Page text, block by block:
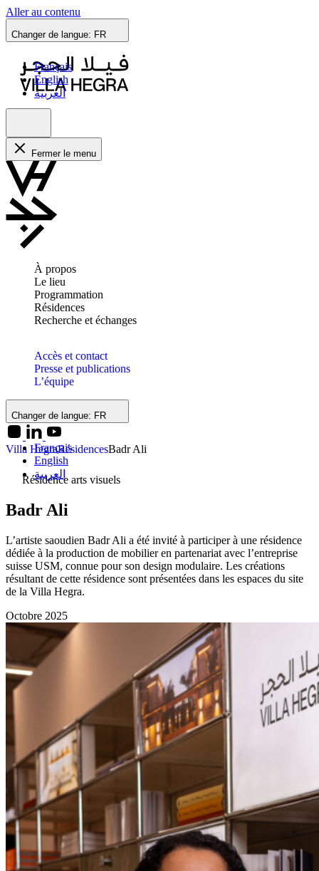
Aller au contenu
Changer de langue: FR
Français
English
العربية
Fermer le menu
À propos
Le lieu
Programmation
Résidences
Recherche et échanges
Accès et contact
Presse et publications
L’équipe
Changer de langue: FR
Français
English
العربية
Villa HegraRésidencesBadr Ali
Résidence arts visuels
Badr Ali
L’artiste saoudien Badr Ali a été invité à participer à une résidence
dédiée à la production de mobilier en partenariat avec l’entreprise
suisse USM, connue pour son design modulaire. Les créations
résultant de cette résidence sont présentées dans les espaces du site
de la Villa Hegra.
Octobre 2025